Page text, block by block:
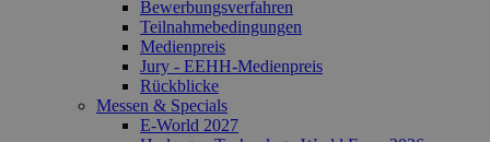
Bewerbungsverfahren
Teilnahmebedingungen
Medienpreis
Jury - EEHH-Medienpreis
Rückblicke
Messen & Specials
E-World 2027